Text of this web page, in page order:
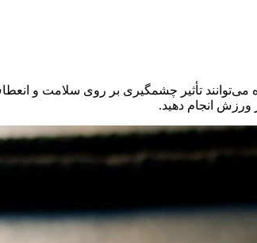
تأثیر چشمگیری بر روی سلامت و
ورزش انجام دهید.